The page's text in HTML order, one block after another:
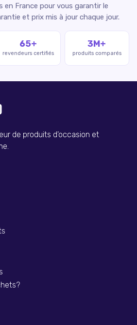
en France pour vous garantir le
et prix mis à jour chaque jour.
65+
revendeurs certifiés
3M+
produits comparés
de produits d'occasion et